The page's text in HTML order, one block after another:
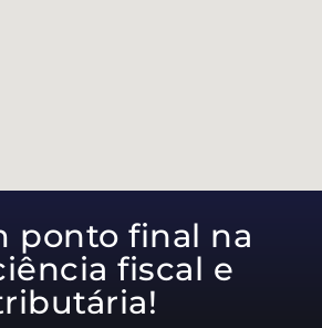
ponto final na
fiscal e